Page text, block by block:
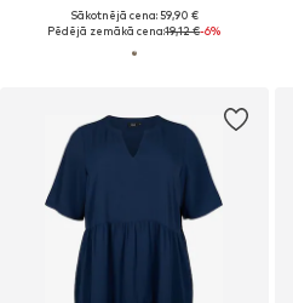
Sākotnējā cena: 59,90 €
Pēdējā zemākā cena:19,12 €-6%